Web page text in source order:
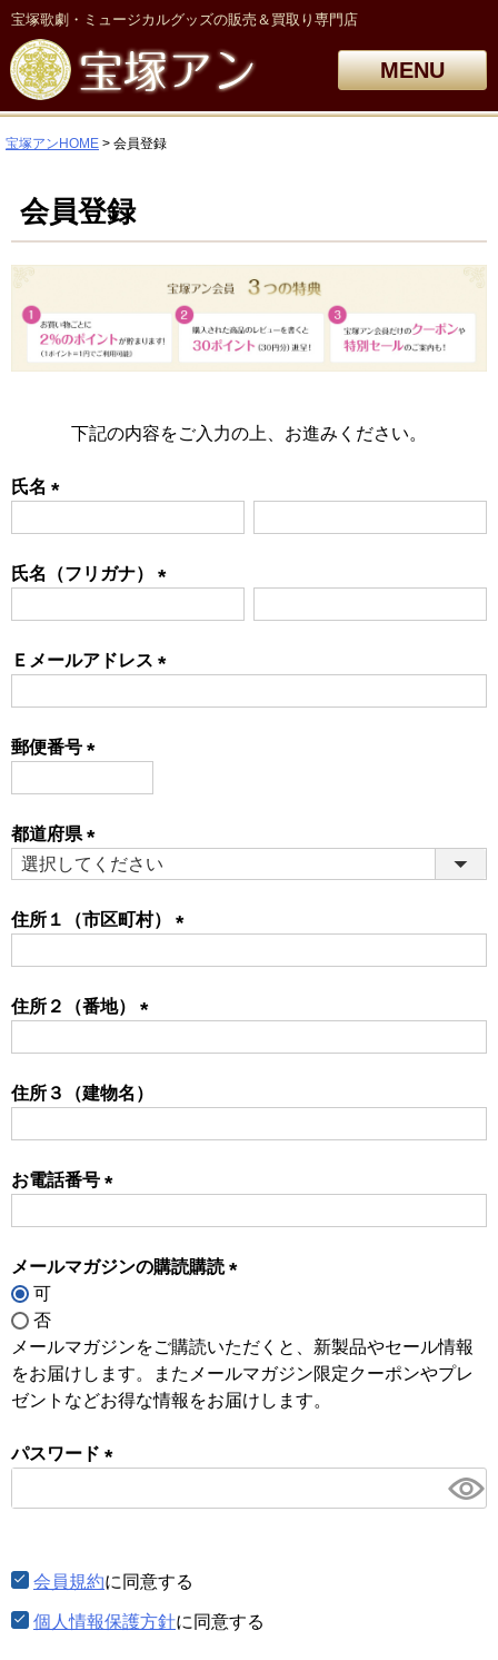
宝塚歌劇・ミュージカルグッズの販売＆買取り専門店
MENU
宝塚アンHOME 会員登録
会員登録
下記の内容をご入力の上、お進みください。
氏名
氏名（フリガナ）
Ｅメールアドレス
郵便番号
都道府県
(必
住所１（市区町村）
住所２（番地）
住所３（建物名）
お電話番号
メールマガジンの購読購読
可
否
メールマガジンをご購読いただくと、新製品やセール情報
をお届けします。またメールマガジン限定クーポンやプレ
ゼントなどお得な情報をお届けします。
パスワード
須)
会員規約に同意する
個人情報保護方針に同意する